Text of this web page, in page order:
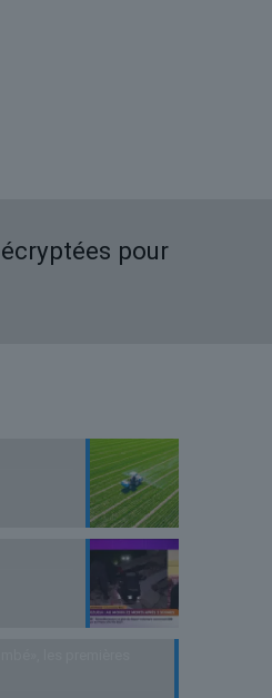
pour